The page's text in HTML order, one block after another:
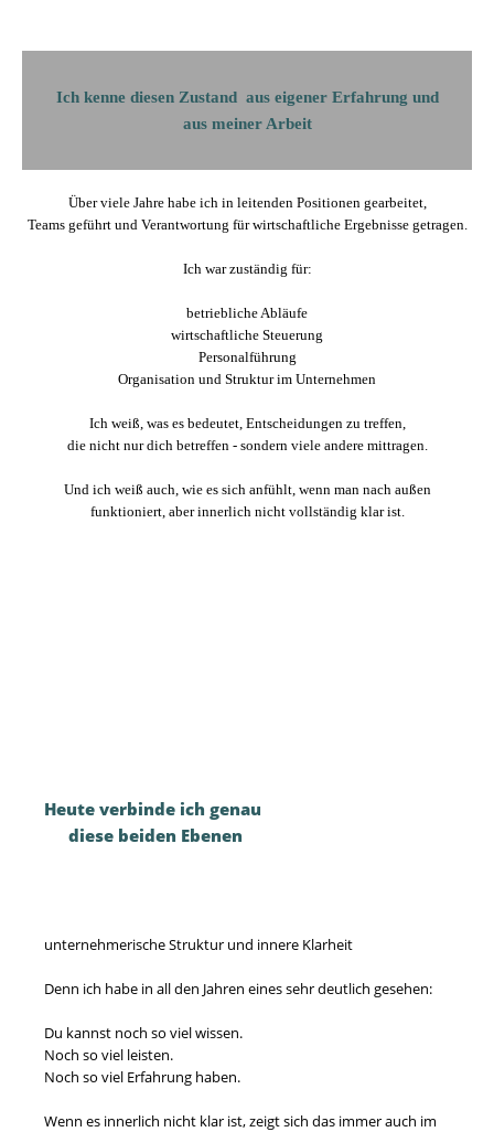
Ich kenne diesen Zustand aus eigener Erfahrung und
aus meiner Arbeit
Über viele Jahre habe ich in leitenden Positionen gearbeitet,
Teams geführt und Verantwortung für wirtschaftliche Ergebnisse getragen.
Ich war zuständig für:
betriebliche Abläufe
wirtschaftliche Steuerung
Personalführung
Organisation und Struktur im Unternehmen
Ich weiß, was es bedeutet, Entscheidungen zu treffen,
die nicht nur dich betreffen - sondern viele andere mittragen.
Und ich weiß auch, wie es sich anfühlt, wenn man nach außen
funktioniert, aber innerlich nicht vollständig klar ist.
Heute verbinde ich genau
diese beiden Ebenen
unternehmerische Struktur und innere Klarheit
Denn ich habe in all den Jahren eines sehr deutlich gesehen:
Du kannst noch so viel wissen.
Noch so viel leisten.
Noch so viel Erfahrung haben.
Wenn es innerlich nicht klar ist, zeigt sich das immer auch im